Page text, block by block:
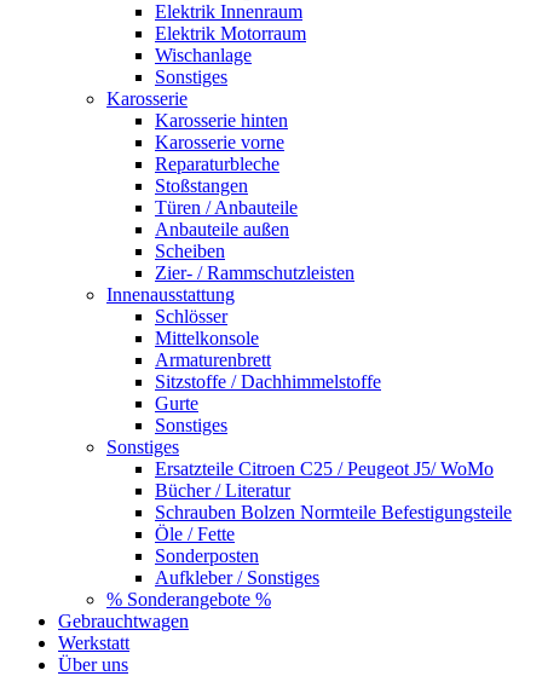
Elektrik Innenraum
Elektrik Motorraum
Wischanlage
Sonstiges
Karosserie
Karosserie hinten
Karosserie vorne
Reparaturbleche
Stoßstangen
Türen / Anbauteile
Anbauteile außen
Scheiben
Zier- / Rammschutzleisten
Innenausstattung
Schlösser
Mittelkonsole
Armaturenbrett
Sitzstoffe / Dachhimmelstoffe
Gurte
Sonstiges
Sonstiges
Ersatzteile Citroen C25 / Peugeot J5/ WoMo
Bücher / Literatur
Schrauben Bolzen Normteile Befestigungsteile
Öle / Fette
Sonderposten
Aufkleber / Sonstiges
% Sonderangebote %
Gebrauchtwagen
Werkstatt
Über uns